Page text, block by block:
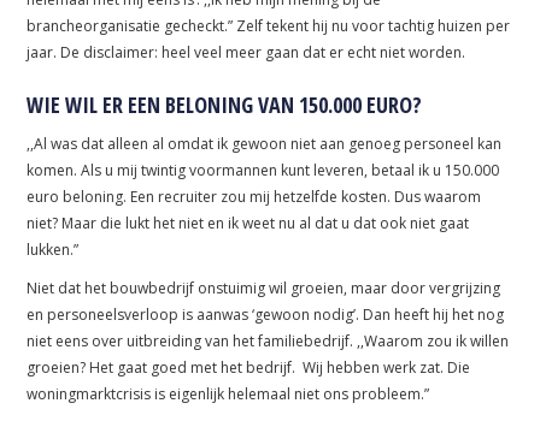
brancheorganisatie gecheckt.” Zelf tekent hij nu voor tachtig huizen per
jaar. De disclaimer: heel veel meer gaan dat er echt niet worden.
WIE WIL ER EEN BELONING VAN 150.000 EURO?
,,Al was dat alleen al omdat ik gewoon niet aan genoeg personeel kan
komen. Als u mij twintig voormannen kunt leveren, betaal ik u 150.000
euro beloning. Een recruiter zou mij hetzelfde kosten. Dus waarom
niet? Maar die lukt het niet en ik weet nu al dat u dat ook niet gaat
lukken.”
Niet dat het bouwbedrijf onstuimig wil groeien, maar door vergrijzing
en personeelsverloop is aanwas ‘gewoon nodig’. Dan heeft hij het nog
niet eens over uitbreiding van het familiebedrijf. ,,Waarom zou ik willen
groeien? Het gaat goed met het bedrijf. Wij hebben werk zat. Die
woningmarktcrisis is eigenlijk helemaal niet ons probleem.”